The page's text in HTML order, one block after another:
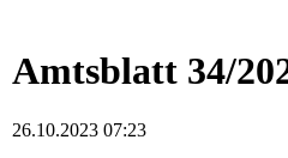
Amtsblatt 34/
26.10.2023 07:23